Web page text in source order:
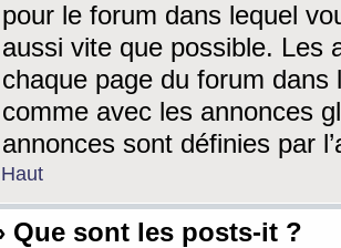
pour le forum dans lequel
aussi vite que possible. Les
chaque page du forum dans
comme avec les annonces
annonces sont définies par
Haut
Que sont les posts-it ?